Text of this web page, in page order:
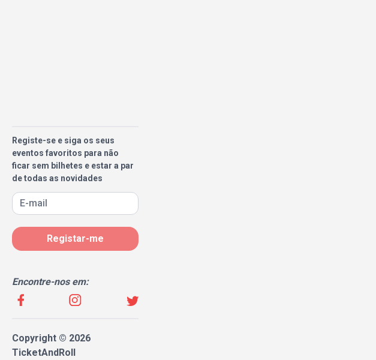
Registe-se e siga os seus
eventos favoritos para não
ficar sem bilhetes e estar a par
de todas as novidades
Registar-me
Encontre-nos em:
Copyright © 2026
TicketAndRoll